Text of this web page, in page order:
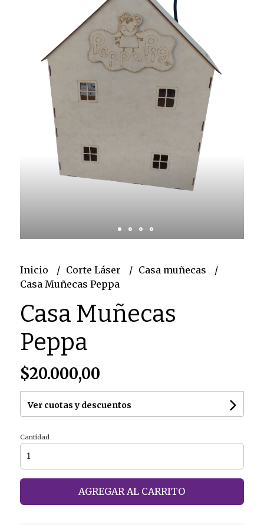
Inicio Corte Láser
Casa muñecas
Casa Muñecas Peppa
Casa Muñecas
Peppa
$20.000,00
Ver cuotas y descuentos
Cantidad
AGREGAR AL CARRITO